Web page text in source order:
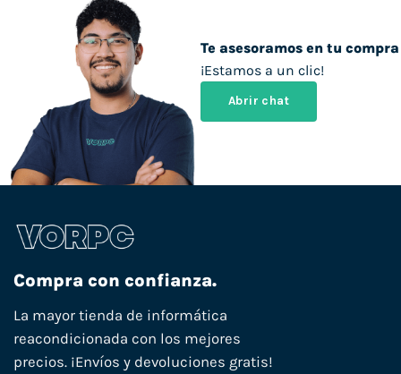
Te asesoramos en tu compra
¡Estamos a un clic!
Abrir chat
Compra con confianza.
La mayor tienda de informática
reacondicionada con los mejores
precios. ¡Envíos y devoluciones gratis!